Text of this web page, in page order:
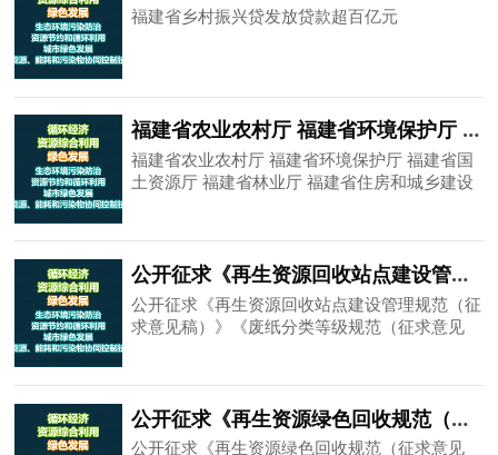
福建省乡村振兴贷发放贷款超百亿元
福建省农业农村厅 福建省环境保护厅 福建省国土资源厅 福建省林业厅 福建省住房和城乡建设厅关于进一步提升畜禽养殖废弃物资源化利用水平的通知
福建省农业农村厅 福建省环境保护厅 福建省国
土资源厅 福建省林业厅 福建省住房和城乡建设
公开征求《再生资源回收站点建设管理规范（征求意见稿）》《废纸分类等级规范（征求意见稿）》 行业标准意见
公开征求《再生资源回收站点建设管理规范（征
求意见稿）》《废纸分类等级规范（征求意见
公开征求《再生资源绿色回收规范（征求意见稿）》《“互联网+”回收服务管理规范（征求意见稿）》《废塑料回收指南（征求意见稿）》行业标准意见
公开征求《再生资源绿色回收规范（征求意见